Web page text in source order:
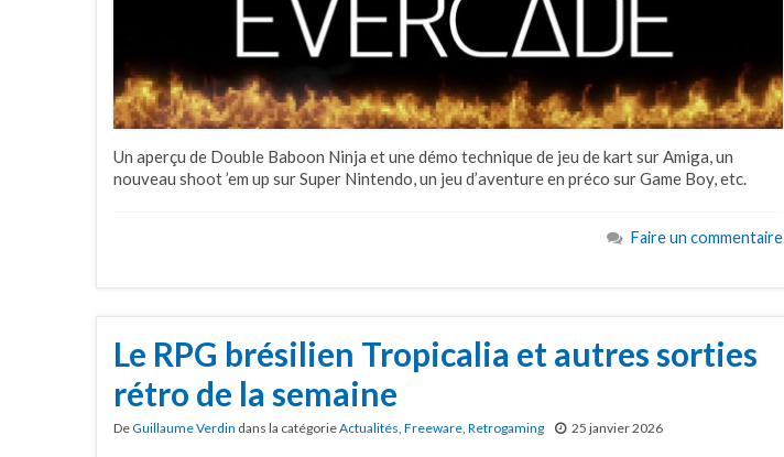
Un aperçu de Double Baboon Ninja et une démo technique de jeu de kart sur Amiga, un
nouveau shoot ’em up sur Super Nintendo, un jeu d’aventure en préco sur Game Boy, etc.
Faire un commentaire
Le RPG brésilien Tropicalia et autres sorties
rétro de la semaine
DeGuillaume Verdin dans la catégorieActualités Freeware Retrogaming 25 janvier 2026